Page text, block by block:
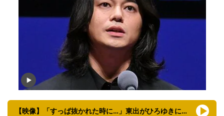
【映像】「すっぱ抜かれた時に…」東出がひろゆきに秘密にしていた理由